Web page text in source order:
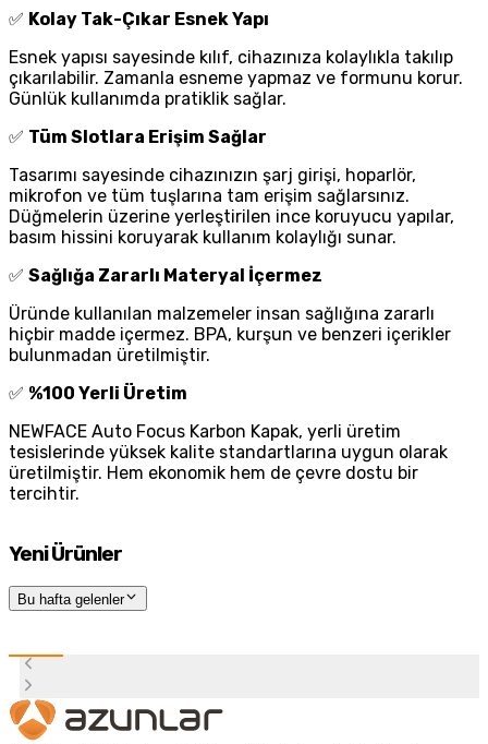
✅ Kolay Tak-Çıkar Esnek Yapı
Esnek yapısı sayesinde kılıf, cihazınıza kolaylıkla takılıp
çıkarılabilir. Zamanla esneme yapmaz ve formunu korur.
Günlük kullanımda pratiklik sağlar.
✅ Tüm Slotlara Erişim Sağlar
Tasarımı sayesinde cihazınızın şarj girişi, hoparlör,
mikrofon ve tüm tuşlarına tam erişim sağlarsınız.
Düğmelerin üzerine yerleştirilen ince koruyucu yapılar,
basım hissini koruyarak kullanım kolaylığı sunar.
✅ Sağlığa Zararlı Materyal İçermez
Üründe kullanılan malzemeler insan sağlığına zararlı
hiçbir madde içermez. BPA, kurşun ve benzeri içerikler
bulunmadan üretilmiştir.
✅ %100 Yerli Üretim
NEWFACE Auto Focus Karbon Kapak, yerli üretim
tesislerinde yüksek kalite standartlarına uygun olarak
üretilmiştir. Hem ekonomik hem de çevre dostu bir
tercihtir.
Yeni Ürünler
Bu hafta gelenler